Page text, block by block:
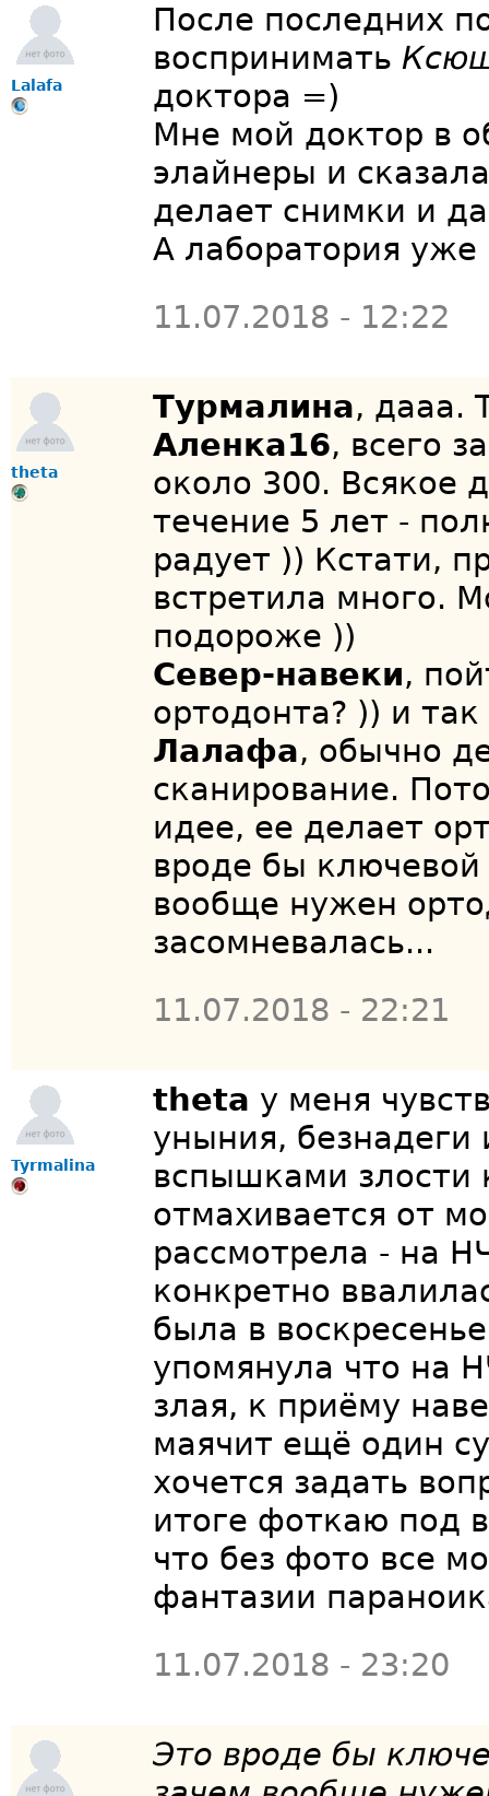
Lalafa
После последних
воспринимать
доктора =)
Мне мой доктор в
элайнеры и
делает снимки и
А лаборатория
11.07.2018 - 12:22
theta
Турмалина, дааа.
Аленка16, всего
около 300. Всякое
течение 5 лет -
радует )) Кстати,
встретила много.
подороже ))
Север-навеки,
ортодонта? )) и
Лалафа, обычно
сканирование.
идее, ее делает
вроде бы
вообще нужен
засомневалась...
11.07.2018 - 22:21
Tyrmalina
theta у меня
уныния, безнадеги
вспышками злости
отмахивается от
рассмотрела - на
конкретно
была в
упомянула что на
злая, к приёму
маячит ещё один
хочется задать
итоге фоткаю под
что без фото все
фантазии
11.07.2018 - 23:20
Это вроде бы